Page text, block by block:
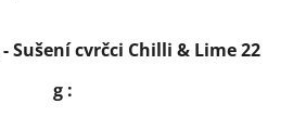
Sušení cvrčci Chilli & Lime 22
g :